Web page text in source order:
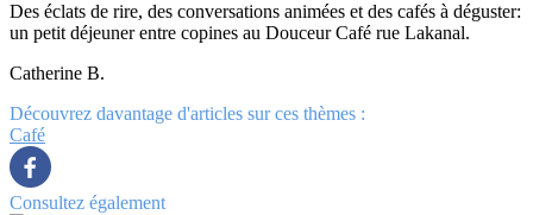
Des éclats de rire, des conversations animées et des cafés à déguster:
un petit déjeuner entre copines au Douceur Café rue Lakanal.
Catherine B.
Découvrez davantage d'articles sur ces thèmes :
Café
Consultez également